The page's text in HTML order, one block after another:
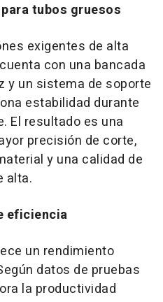
tubos gruesos
exigentes de alta
con una bancada
y un sistema de soporte
estabilidad durante
El resultado es una
precisión de corte,
y una calidad de
alta.
eficiencia
un rendimiento
datos de pruebas
la productividad